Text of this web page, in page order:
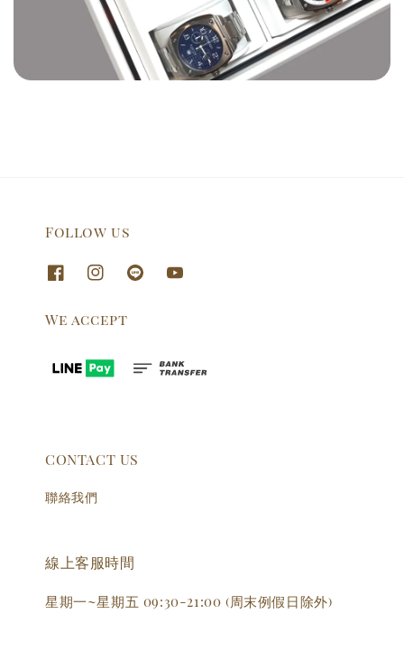
Follow us
We accept
CONTACT US
聯絡我們
線上客服時間
星期一~星期五 09:30-21:00 (周末例假日除外)